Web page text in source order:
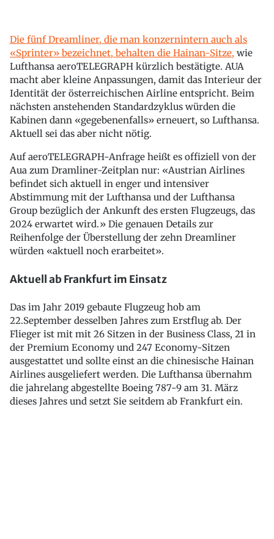
Die fünf Dreamliner, die man konzernintern auch als
«Sprinter» bezeichnet, behalten die Hainan-Sitze, wie
Lufthansa aeroTELEGRAPH kürzlich bestätigte. AUA
macht aber kleine Anpassungen, damit das Interieur der
Identität der österreichischen Airline entspricht. Beim
nächsten anstehenden Standardzyklus würden die
Kabinen dann «gegebenenfalls» erneuert, so Lufthansa.
Aktuell sei das aber nicht nötig.
Auf aeroTELEGRAPH-Anfrage heißt es offiziell von der
Aua zum Dramliner-Zeitplan nur: «Austrian Airlines
befindet sich aktuell in enger und intensiver
Abstimmung mit der Lufthansa und der Lufthansa
Group bezüglich der Ankunft des ersten Flugzeugs, das
2024 erwartet wird.» Die genauen Details zur
Reihenfolge der Überstellung der zehn Dreamliner
würden «aktuell noch erarbeitet».
Aktuell ab Frankfurt im Einsatz
Das im Jahr 2019 gebaute Flugzeug hob am
22.September desselben Jahres zum Erstflug ab. Der
Flieger ist mit mit 26 Sitzen in der Business Class, 21 in
der Premium Economy und 247 Economy-Sitzen
ausgestattet und sollte einst an die chinesische Hainan
Airlines ausgeliefert werden. Die Lufthansa übernahm
die jahrelang abgestellte Boeing 787-9 am 31. März
dieses Jahres und setzt Sie seitdem ab Frankfurt ein.